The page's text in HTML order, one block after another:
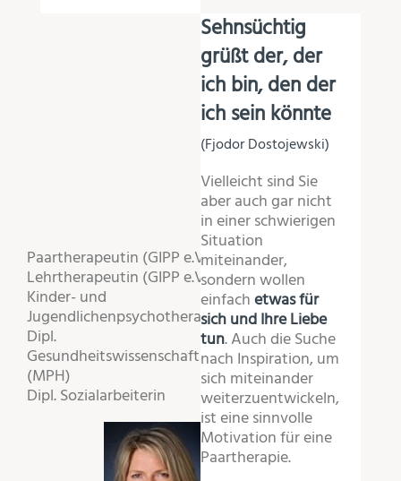
Paartherapeutin (GIPP e.V.)
Lehrtherapeutin (GIPP e.V.)
Kinder- und
Jugendlichenpsychotherapeutin
Dipl.
Gesundheitswissenschaftlerin
(MPH)
Dipl. Sozialarbeiterin
Sehnsüchtig
grüßt der, der
ich bin, den der
ich sein könnte
(Fjodor Dostojewski)
Vielleicht sind Sie
aber auch gar nicht
in einer schwierigen
Situation
miteinander,
sondern wollen
einfach etwas für
sich und Ihre Liebe
tun. Auch die Suche
nach Inspiration, um
sich miteinander
weiterzuentwickeln,
ist eine sinnvolle
Motivation für eine
Paartherapie.